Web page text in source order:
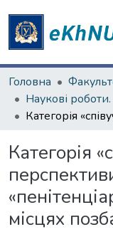
Головна
Категорія
місцях